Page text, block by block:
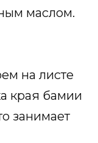
маслом.
на листе
края бамии
занимает